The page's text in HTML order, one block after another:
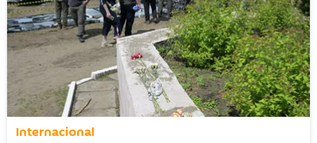
Internacional